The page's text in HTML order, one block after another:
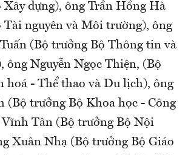
Xây dựng), ông Trần Hồng Hà
Tài nguyên và Môi trường), ông
(Bộ trưởng Bộ Thông tin và
ông Nguyễn Ngọc Thiện, (Bộ
hoá - Thể thao và Du lịch), ông
(Bộ trưởng Bộ Khoa học - Công
Vĩnh Tân (Bộ trưởng Bộ Nội
Xuân Nhạ (Bộ trưởng Bộ Giáo